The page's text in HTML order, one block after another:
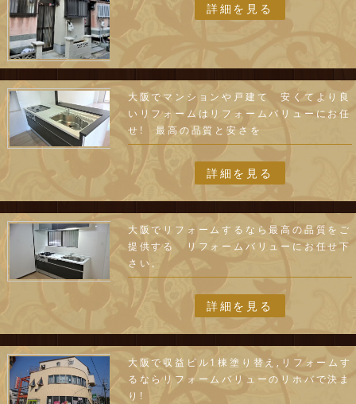
詳細を見る
大阪でマンションや戸建て 安くてより良
いリフォームはリフォームバリューにお任
せ! 最高の品質と安さを
詳細を見る
大阪でリフォームするなら最高の品質をご
提供する リフォームバリューにお任せ下
さい。
詳細を見る
大阪で収益ビル1棟塗り替え,リフォームす
るならリフォームバリューのリホバで決ま
り!